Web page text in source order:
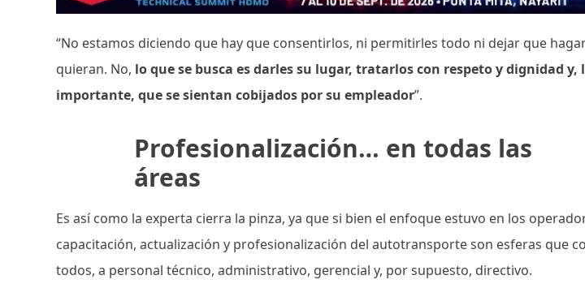
“No estamos diciendo que hay que consentirlos, ni permitirles todo ni dejar que
quieran. No, lo que se busca es darles su lugar, tratarlos con respeto y dignidad y,
importante, que se sientan cobijados por su empleador”.
Profesionalización… en todas las
áreas
Es así como la experta cierra la pinza, ya que si bien el enfoque estuvo en los
capacitación, actualización y profesionalización del autotransporte son esferas que
todos, a personal técnico, administrativo, gerencial y, por supuesto, directivo.